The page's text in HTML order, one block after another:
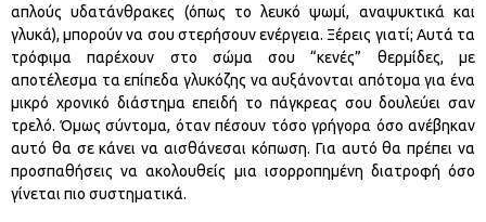
απλούς υδατάνθρακες (όπως το λευκό ψωμί, αναψυκτικά και
γλυκά), μπορούν να σου στερήσουν ενέργεια. Ξέρεις γιατί; Αυτά τα
τρόφιμα παρέχουν στο σώμα σου “κενές” θερμίδες, με
αποτέλεσμα τα επίπεδα γλυκόζης να αυξάνονται απότομα για ένα
μικρό χρονικό διάστημα επειδή το πάγκρεας σου δουλεύει σαν
τρελό. Όμως σύντομα, όταν πέσουν τόσο γρήγορα όσο ανέβηκαν
αυτό θα σε κάνει να αισθάνεσαι κόπωση. Για αυτό θα πρέπει να
προσπαθήσεις να ακολουθείς μια ισορροπημένη διατροφή όσο
γίνεται πιο συστηματικά.